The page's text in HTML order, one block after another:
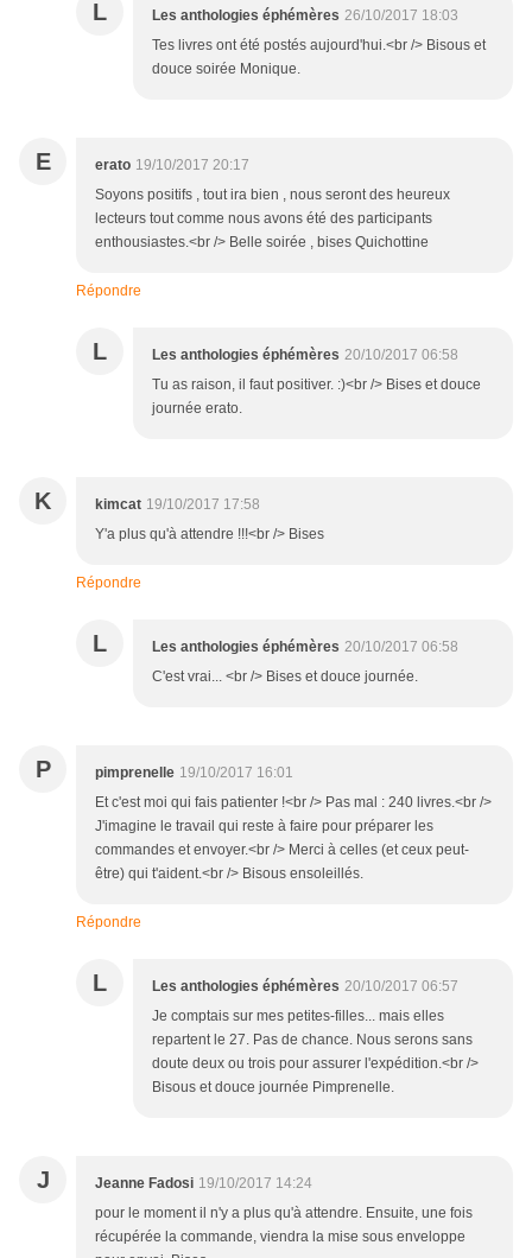
L Les anthologies éphémères 26/10/2017 18:03
Tes livres ont été postés aujourd'hui.<br /> Bisous et
douce soirée Monique.
E erato 19/10/2017 20:17
Soyons positifs , tout ira bien , nous seront des heureux
lecteurs tout comme nous avons été des participants
enthousiastes.<br /> Belle soirée , bises Quichottine
Répondre
L Les anthologies éphémères 20/10/2017 06:58
Tu as raison, il faut positiver. :)<br /> Bises et douce
journée erato.
K kimcat 19/10/2017 17:58
Y'a plus qu'à attendre !!!<br /> Bises
Répondre
L Les anthologies éphémères 20/10/2017 06:58
C'est vrai... <br /> Bises et douce journée.
P pimprenelle 19/10/2017 16:01
Et c'est moi qui fais patienter !<br /> Pas mal : 240 livres.<br />
J'imagine le travail qui reste à faire pour préparer les
commandes et envoyer.<br /> Merci à celles (et ceux peut-
être) qui t'aident.<br /> Bisous ensoleillés.
Répondre
L Les anthologies éphémères 20/10/2017 06:57
Je comptais sur mes petites-filles... mais elles
repartent le 27. Pas de chance. Nous serons sans
doute deux ou trois pour assurer l'expédition.<br />
Bisous et douce journée Pimprenelle.
J Jeanne Fadosi 19/10/2017 14:24
pour le moment il n'y a plus qu'à attendre. Ensuite, une fois
récupérée la commande, viendra la mise sous enveloppe